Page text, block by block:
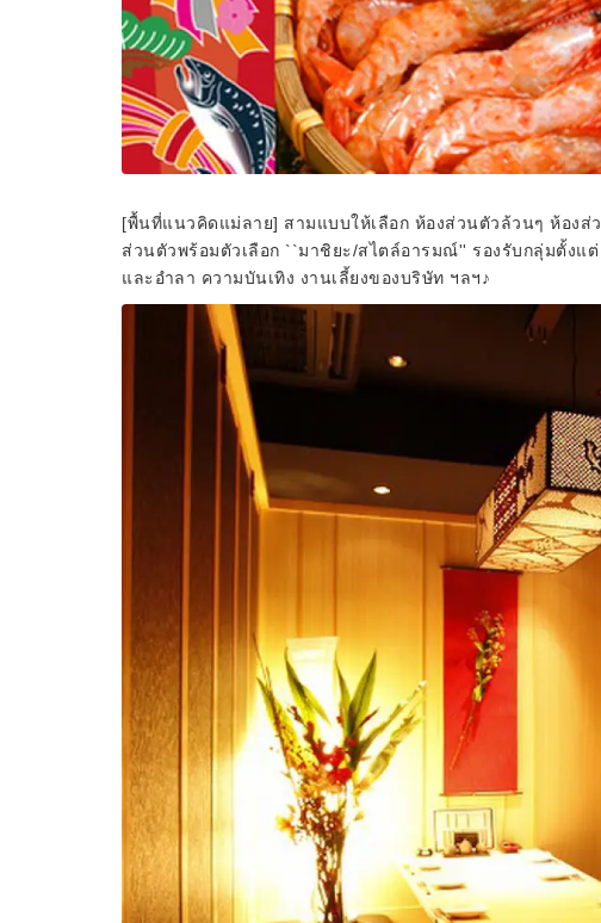
[พื้นที่แนวคิดแม่ลาย] สามแบบให้เลือก ห้องส่วนตัวล้วนๆ ห้องส่
ส่วนตัวพร้อมตัวเลือก ``มาชิยะ/สไตล์อารมณ์'' รองรับกลุ่มตั้งแ
และอำลา ความบันเทิง งานเลี้ยงของบริษัท ฯลฯ♪